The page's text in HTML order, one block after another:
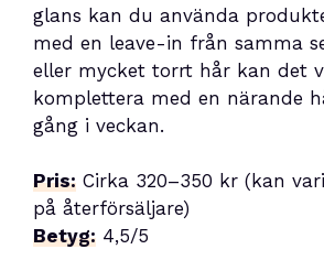
glans kan du använda
med en leave-in från samma
eller mycket torrt hår kan det
komplettera med en närande
gång i veckan.
Pris: Cirka 320–350 kr (kan
på återförsäljare)
Betyg: 4,5/5